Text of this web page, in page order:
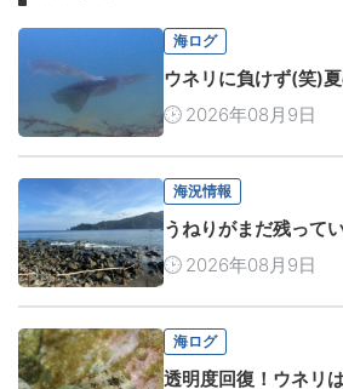
海ログ
ウネリに負けず(笑)
2026年08月9日
海況情報
うねりがまだ残って
2026年08月9日
海ログ
透明度回復！ウネリ